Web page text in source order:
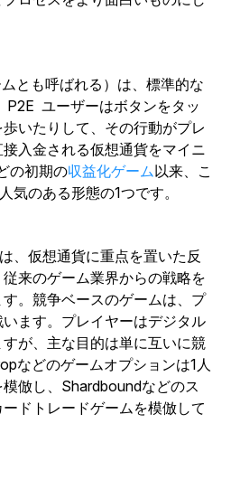
とも呼ばれる）は、標準的な
P2E ユーザーはボタンをタッ
いたりして、その行動がプレ
入金される仮想通貨をマイニ
の初期の収益化ゲーム以来、 こ
気のある形態の1つです。
、仮想通貨に重点を置いた反
来のゲーム業界からの戦略を
。競争ベースのゲームは、プ
ます。プレイヤーはデジタル
が、主な目的は単に互いに競
などのゲームオプションは1人
倣し、Shardboundなどのス
ドトレードゲームを模倣して